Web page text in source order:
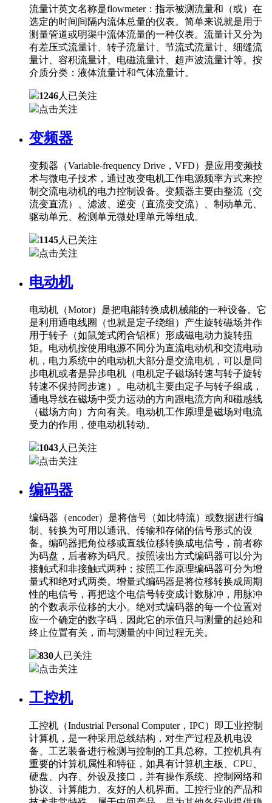
流量计英文名称是flowmeter：指示被测流量和（或）在
选定的时间间隔内流体总量的仪表。简单来说就是用于
测量管道或明渠中流体流量的一种仪表。流量计又分为
有差压式流量计、转子流量计、节流式流量计、细缝流
量计、容积流量计、电磁流量计、超声波流量计等。按
介质分类：液体流量计和气体流量计。
1246人已关注
点击关注
变频器
变频器（Variable-frequency Drive，VFD）是应用变频技
术与微电子技术，通过改变电机工作电源频率方式来控
制交流电动机的电力控制设备。变频器主要由整流（交
流变直流）、滤波、逆变（直流变交流）、制动单元、
驱动单元、检测单元微处理单元等组成。
1145人已关注
点击关注
电动机
电动机（Motor）是把电能转换成机械能的一种设备。它
是利用通电线圈（也就是定子绕组）产生旋转磁场并作
用于转子（如鼠笼式闭合铝框）形成磁电动力旋转扭
矩。电动机按使用电源不同分为直流电动机和交流电动
机，电力系统中的电动机大部分是交流电机，可以是同
步电机或者是异步电机（电机定子磁场转速与转子旋转
转速不保持同步速）。电动机主要由定子与转子组成，
通电导线在磁场中受力运动的方向跟电流方向和磁感线
（磁场方向）方向有关。电动机工作原理是磁场对电流
受力的作用，使电动机转动。
1043人已关注
点击关注
编码器
编码器（encoder）是将信号（如比特流）或数据进行编
制、转换为可用以通讯、传输和存储的信号形式的设
备。编码器把角位移或直线位移转换成电信号，前者称
为码盘，后者称为码尺。按照读出方式编码器可以分为
接触式和非接触式两种；按照工作原理编码器可分为增
量式和绝对式两类。增量式编码器是将位移转换成周期
性的电信号，再把这个电信号转变成计数脉冲，用脉冲
的个数表示位移的大小。绝对式编码器的每一个位置对
应一个确定的数字码，因此它的示值只与测量的起始和
终止位置有关，而与测量的中间过程无关。
830人已关注
点击关注
工控机
工控机（Industrial Personal Computer，IPC）即工业控制
计算机，是一种采用总线结构，对生产过程及机电设
备、工艺装备进行检测与控制的工具总称。工控机具有
重要的计算机属性和特征，如具有计算机主板、CPU、
硬盘、内存、外设及接口，并有操作系统、控制网络和
协议、计算能力、友好的人机界面。工控行业的产品和